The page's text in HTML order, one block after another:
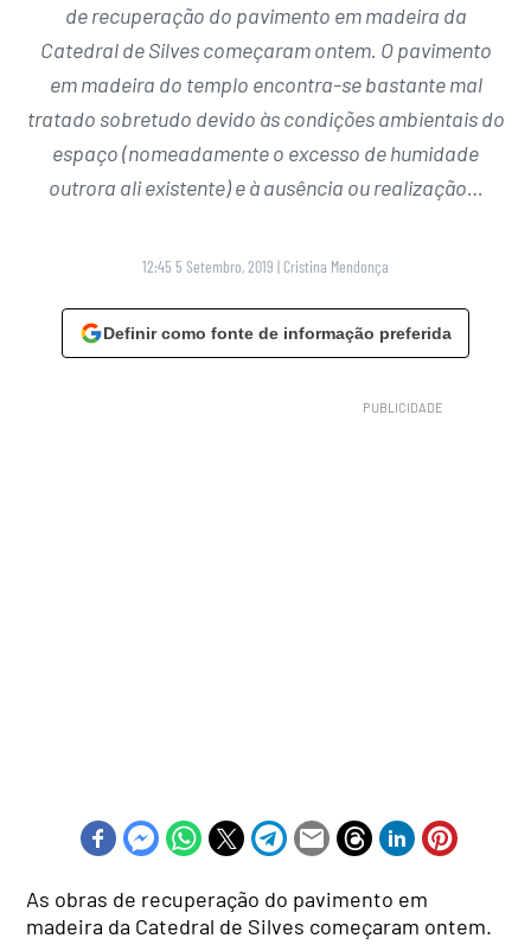
de recuperação do pavimento em madeira da
Catedral de Silves começaram ontem. O pavimento
em madeira do templo encontra-se bastante mal
tratado sobretudo devido às condições ambientais do
espaço (nomeadamente o excesso de humidade
outrora ali existente) e à ausência ou realização…
12:45 5 Setembro, 2019 | Cristina Mendonça
Definir como fonte de informação preferida
As obras de recuperação do pavimento em
madeira da Catedral de Silves começaram ontem.